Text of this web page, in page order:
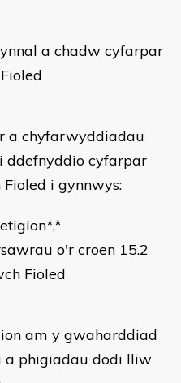
a chadw cyfarpar
a chyfarwyddiadau
ddefnyddio cyfarpar
i gynnwys:
*,*
o'r croen 15.2
Fioled
am y gwaharddiad
a phigiadau dodi lliw